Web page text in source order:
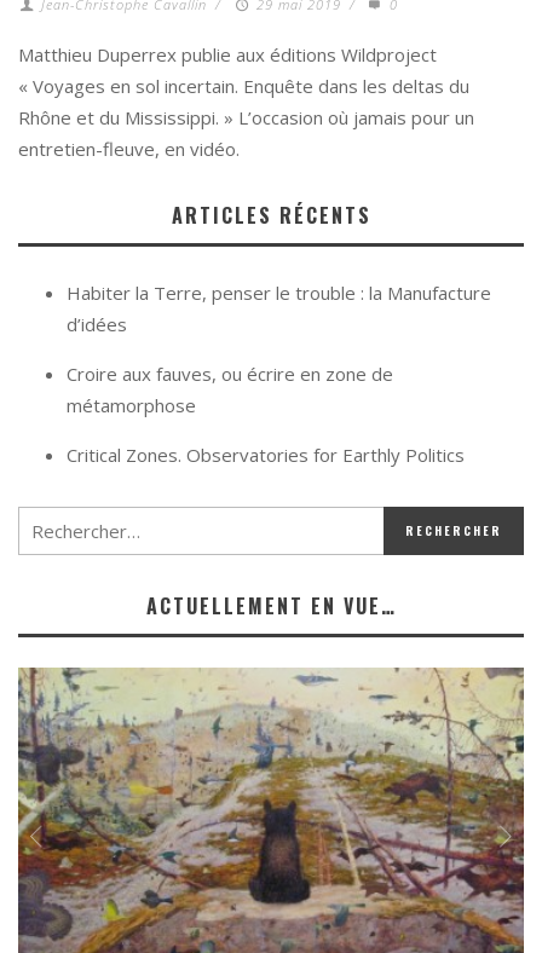
Jean-Christophe Cavallin / 29 mai 2019 / 0
Matthieu Duperrex publie aux éditions Wildproject
« Voyages en sol incertain. Enquête dans les deltas du
Rhône et du Mississippi. » L’occasion où jamais pour un
entretien-fleuve, en vidéo.
ARTICLES RÉCENTS
Habiter la Terre, penser le trouble : la Manufacture
d’idées
Croire aux fauves, ou écrire en zone de
métamorphose
Critical Zones. Observatories for Earthly Politics
ACTUELLEMENT EN VUE…